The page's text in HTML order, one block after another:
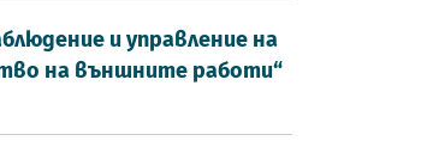
и управление на
на външните работи“